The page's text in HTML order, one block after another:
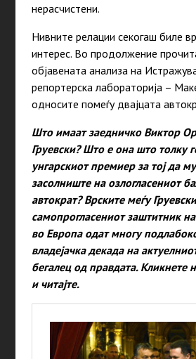
нерасчистени.
Нивните релации секогаш биле
интерес. Во продолжение
објавената анализа на
репортерска лабораторија –
односите помеѓу двајцата
Што имаат заедничко Виктор
Груевски? Што е она што толку
унгарскиот премиер за тој да
засолниште на озлогласениот
автократ? Врските меѓу
самопрогласениот заштитник
во Европа одат многу
владејачка декада на
бегалец од правдата. Кликнете
и читајте.